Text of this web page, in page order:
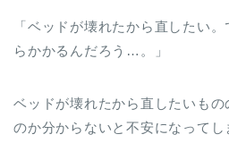
「ベッドが壊れたから直したい
らかかるんだろう…。」
ベッドが壊れたから直したいも
のか分からないと不安になって